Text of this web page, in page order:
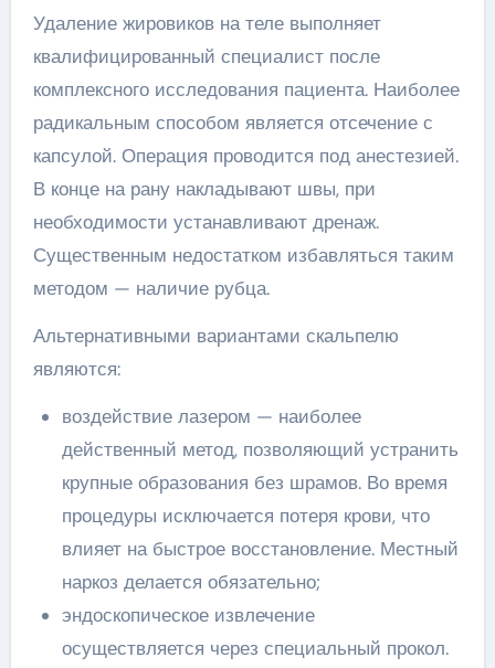
Удаление жировиков на теле выполняет
квалифицированный специалист после
комплексного исследования пациента. Наиболее
радикальным способом является отсечение с
капсулой. Операция проводится под анестезией.
В конце на рану накладывают швы, при
необходимости устанавливают дренаж.
Существенным недостатком избавляться таким
методом — наличие рубца.
Альтернативными вариантами скальпелю
являются:
воздействие лазером — наиболее
действенный метод, позволяющий устранить
крупные образования без шрамов. Во время
процедуры исключается потеря крови, что
влияет на быстрое восстановление. Местный
наркоз делается обязательно;
эндоскопическое извлечение
осуществляется через специальный прокол.